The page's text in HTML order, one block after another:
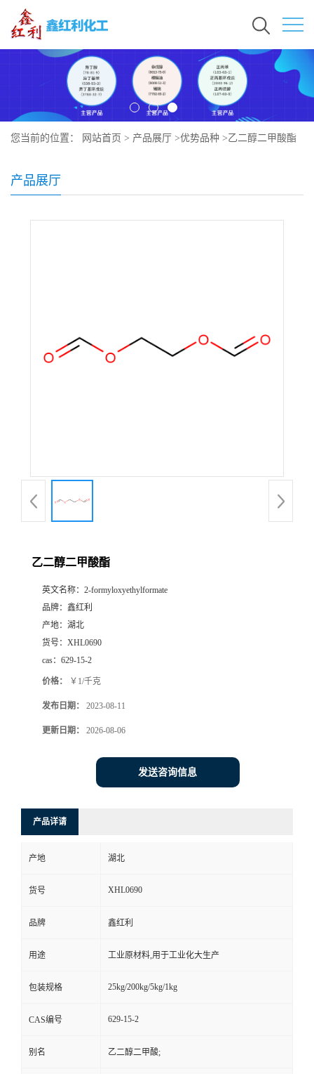
您当前的位置： 网站首页 > 产品展厅 >优势品种 >乙二醇二甲酸酯
产品展厅
乙二醇二甲酸酯
英文名称： 2-formyloxyethylformate
品牌： 鑫红利
产地： 湖北
货号： XHL0690
cas： 629-15-2
价格： ￥1/千克
发布日期： 2023-08-11
更新日期： 2026-08-06
发送咨询信息
产品详请
产地 湖北
货号 XHL0690
品牌 鑫红利
用途 工业原材料,用于工业化大生产
包装规格 25kg/200kg/5kg/1kg
CAS编号 629-15-2
别名 乙二醇二甲酸;